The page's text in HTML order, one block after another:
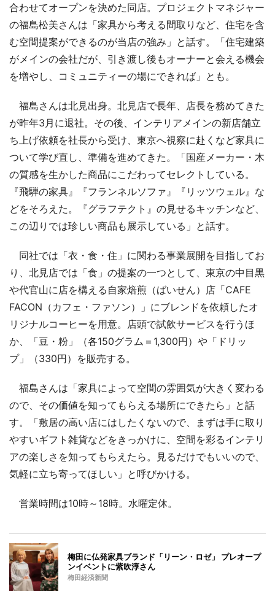
合わせてオープンを決めた同店。プロジェクトマネジャー
の福島松美さんは「家具から考える間取りなど、住宅を含
む空間提案ができるのが当店の強み」と話す。「住宅建築
がメインの会社だが、引き渡し後もオーナーと会える機会
を増やし、コミュニティーの場にできれば」とも。
福島さんは北見出身。北見店で長年、店長を務めてきた
が昨年3月に退社。その後、インテリアメインの新店舗立
ち上げ依頼を社長から受け、東京へ視察に赴くなど家具に
ついて学び直し、準備を進めてきた。「国産メーカー・木
の質感を生かした商品にこだわってセレクトしている。
『飛騨の家具』『フランネルソファ』『リッツウェル』な
どをそろえた。『グラフテクト』の見せるキッチンなど、
この辺りでは珍しい商品も展示している」と話す。
同社では「衣・食・住」に関わる事業展開を目指してお
り、北見店では「食」の提案の一つとして、東京の中目黒
や代官山に店を構える自家焙煎（ばいせん）店「CAFE
FACON（カフェ・ファソン）」にブレンドを依頼したオ
リジナルコーヒーを用意。店頭で試飲サービスを行うほ
か、「豆・粉」（各150グラム＝1,300円）や「ドリッ
プ」（330円）を販売する。
福島さんは「家具によって空間の雰囲気が大きく変わる
ので、その価値を知ってもらえる場所にできたら」と話
す。「敷居の高い店にはしたくないので、まずは手に取り
やすいギフト雑貨などをきっかけに、空間を彩るインテリ
アの楽しさを知ってもらえたら。見るだけでもいいので、
気軽に立ち寄ってほしい」と呼びかける。
営業時間は10時～18時。水曜定休。
梅田に仏発家具ブランド「リーン・ロゼ」 プレオープ
ンイベントに紫吹淳さん
梅田経済新聞